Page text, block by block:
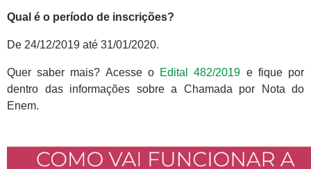
Qual é o período de inscrições?
De 24/12/2019 até 31/01/2020.
Quer saber mais? Acesse o Edital 482/2019 e fique por
dentro das informações sobre a Chamada por Nota do
Enem.